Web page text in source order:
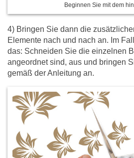
Beginnen Sie mit dem
4) Bringen Sie dann die
Elemente nach und nach an. Im
das: Schneiden Sie die einzelnen
angeordnet sind, aus und bringen
gemäß der Anleitung an.